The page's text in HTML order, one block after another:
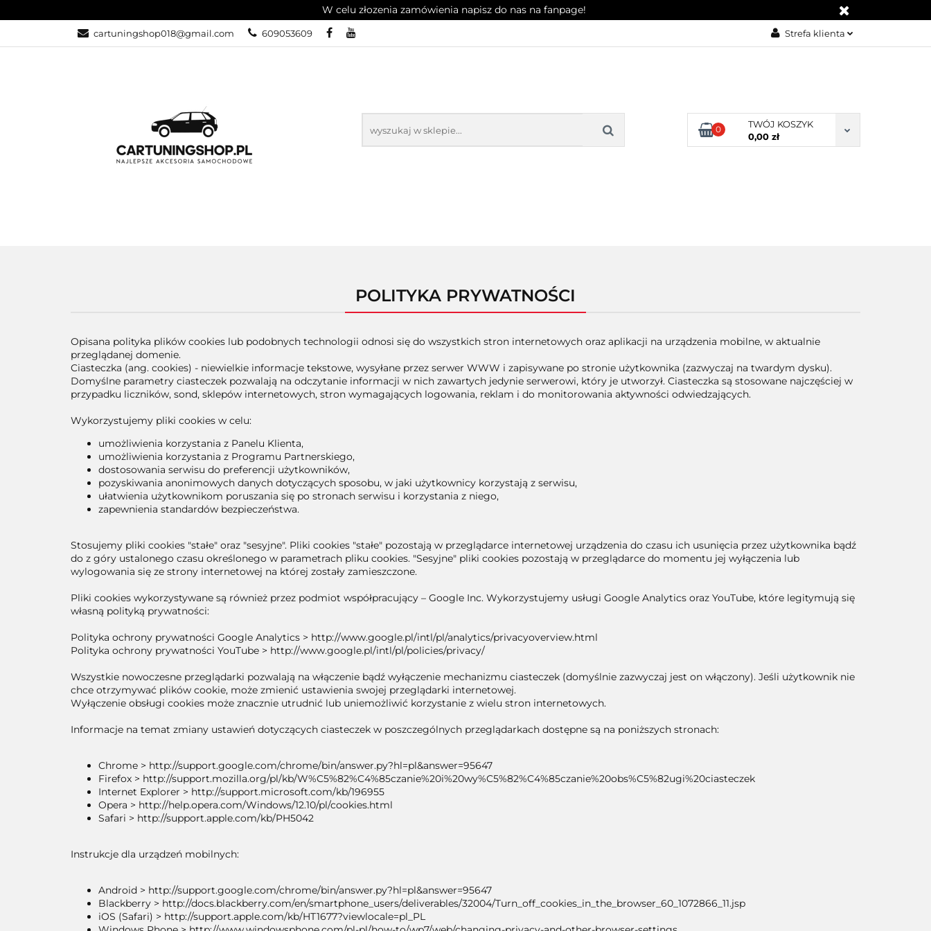
W celu złozenia zamówienia napisz do nas na fanpage!
cartuningshop018@gmail.com 609053609 Strefa klienta
Zgody cookies
0
TWÓJ KOSZYK
0,00 zł
OŚWIETLENIE
POLITYKA PRYWATNOŚCI
Opisana polityka plików cookies lub podobnych technologii odnosi się do wszystkich stron internetowych oraz aplikacji na urządzenia mobilne, w aktualnie
przeglądanej domenie.
Ciasteczka (ang. cookies) - niewielkie informacje tekstowe, wysyłane przez serwer WWW i zapisywane po stronie użytkownika (zazwyczaj na twardym dysku).
Domyślne parametry ciasteczek pozwalają na odczytanie informacji w nich zawartych jedynie serwerowi, który je utworzył. Ciasteczka są stosowane najczęściej w
przypadku liczników, sond, sklepów internetowych, stron wymagających logowania, reklam i do monitorowania aktywności odwiedzających.
Wykorzystujemy pliki cookies w celu:
umożliwienia korzystania z Panelu Klienta,
umożliwienia korzystania z Programu Partnerskiego,
dostosowania serwisu do preferencji użytkowników,
pozyskiwania anonimowych danych dotyczących sposobu, w jaki użytkownicy korzystają z serwisu,
ułatwienia użytkownikom poruszania się po stronach serwisu i korzystania z niego,
zapewnienia standardów bezpieczeństwa.
Stosujemy pliki cookies "stałe" oraz "sesyjne". Pliki cookies "stałe" pozostają w przeglądarce internetowej urządzenia do czasu ich usunięcia przez użytkownika bądź
do z góry ustalonego czasu określonego w parametrach pliku cookies. "Sesyjne" pliki cookies pozostają w przeglądarce do momentu jej wyłączenia lub
wylogowania się ze strony internetowej na której zostały zamieszczone.
Pliki cookies wykorzystywane są również przez podmiot współpracujący – Google Inc. Wykorzystujemy usługi Google Analytics oraz YouTube, które legitymują się
własną polityką prywatności:
Polityka ochrony prywatności Google Analytics > http://www.google.pl/intl/pl/analytics/privacyoverview.html
Polityka ochrony prywatności YouTube > http://www.google.pl/intl/pl/policies/privacy/
Wszystkie nowoczesne przeglądarki pozwalają na włączenie bądź wyłączenie mechanizmu ciasteczek (domyślnie zazwyczaj jest on włączony). Jeśli użytkownik nie
chce otrzymywać plików cookie, może zmienić ustawienia swojej przeglądarki internetowej.
Wyłączenie obsługi cookies może znacznie utrudnić lub uniemożliwić korzystanie z wielu stron internetowych.
Informacje na temat zmiany ustawień dotyczących ciasteczek w poszczególnych przeglądarkach dostępne są na poniższych stronach:
Chrome > http://support.google.com/chrome/bin/answer.py?hl=pl&answer=95647
Firefox > http://support.mozilla.org/pl/kb/W%C5%82%C4%85czanie%20i%20wy%C5%82%C4%85czanie%20obs%C5%82ugi%20ciasteczek
Internet Explorer > http://support.microsoft.com/kb/196955
Opera > http://help.opera.com/Windows/12.10/pl/cookies.html
Safari > http://support.apple.com/kb/PH5042
Instrukcje dla urządzeń mobilnych:
Android > http://support.google.com/chrome/bin/answer.py?hl=pl&answer=95647
Blackberry > http://docs.blackberry.com/en/smartphone_users/deliverables/32004/Turn_off_cookies_in_the_browser_60_1072866_11.jsp
iOS (Safari) > http://support.apple.com/kb/HT1677?viewlocale=pl_PL